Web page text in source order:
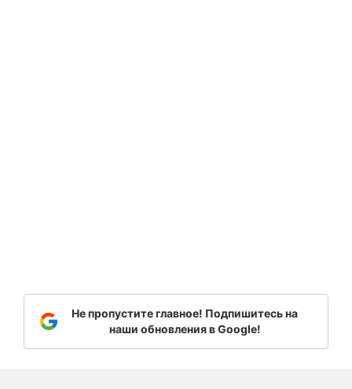
Не пропустите главное! Подпишитесь на
наши обновления в Google!